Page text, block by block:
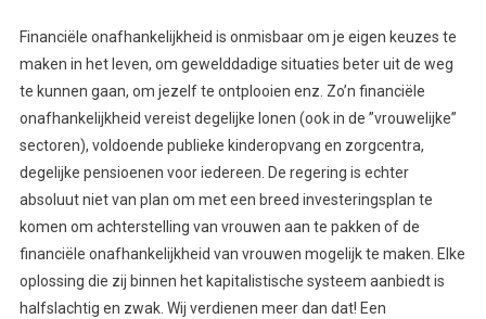
Financiële onafhankelijkheid is onmisbaar om je eigen keuzes te
maken in het leven, om gewelddadige situaties beter uit de weg
te kunnen gaan, om jezelf te ontplooien enz. Zo’n financiële
onafhankelijkheid vereist degelijke lonen (ook in de ”vrouwelijke”
sectoren), voldoende publieke kinderopvang en zorgcentra,
degelijke pensioenen voor iedereen. De regering is echter
absoluut niet van plan om met een breed investeringsplan te
komen om achterstelling van vrouwen aan te pakken of de
financiële onafhankelijkheid van vrouwen mogelijk te maken. Elke
oplossing die zij binnen het kapitalistische systeem aanbiedt is
halfslachtig en zwak. Wij verdienen meer dan dat! Een